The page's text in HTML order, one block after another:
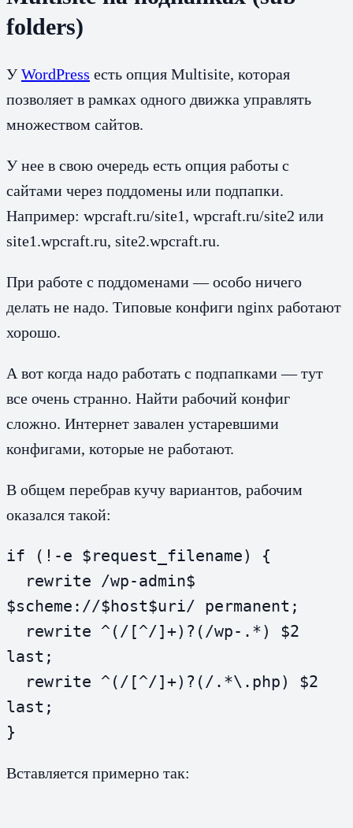
folders)
У WordPress есть опция Multisite, которая
позволяет в рамках одного движка управлять
множеством сайтов.
У нее в свою очередь есть опция работы с
сайтами через поддомены или подпапки.
Например: wpcraft.ru/site1, wpcraft.ru/site2 или
site1.wpcraft.ru, site2.wpcraft.ru.
При работе с поддоменами — особо ничего
делать не надо. Типовые конфиги nginx работают
хорошо.
А вот когда надо работать с подпапками — тут
все очень странно. Найти рабочий конфиг
сложно. Интернет завален устаревшими
конфигами, которые не работают.
В общем перебрав кучу вариантов, рабочим
оказался такой:
if (!-e $request_filename) {
$scheme://$host$uri/ permanent;
last;
last;
}
Вставляется примерно так: